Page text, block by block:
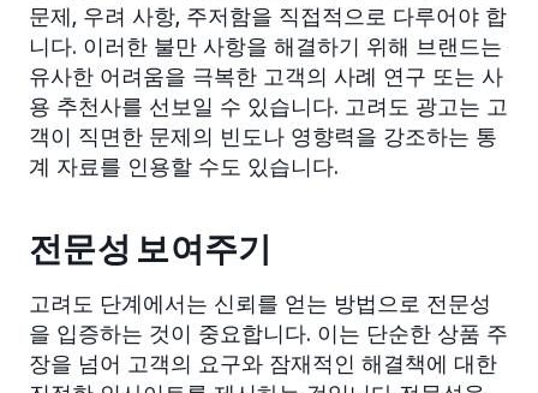
문제, 우려 사항, 주저함을 직접적으로 다루어야 합
니다. 이러한 불만 사항을 해결하기 위해 브랜드는
유사한 어려움을 극복한 고객의 사례 연구 또는 사
용 추천사를 선보일 수 있습니다. 고려도 광고는 고
객이 직면한 문제의 빈도나 영향력을 강조하는 통
계 자료를 인용할 수도 있습니다.
전문성 보여주기
고려도 단계에서는 신뢰를 얻는 방법으로 전문성
을 입증하는 것이 중요합니다. 이는 단순한 상품 주
장을 넘어 고객의 요구와 잠재적인 해결책에 대한